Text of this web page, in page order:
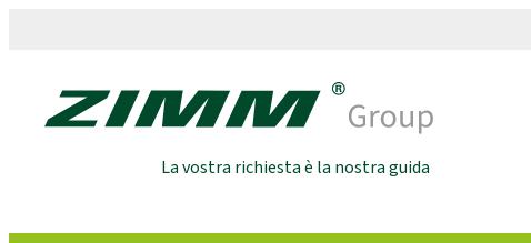
La vostra richiesta è la nostra guida